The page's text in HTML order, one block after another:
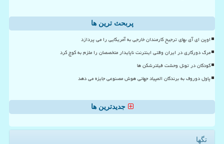
پربحث ترین ها
اوپن ای آی بهای ترجیح کارمندان خارجی به آمریکایی را می پردازد
مرگ دورکاری در ایران وقتی اینترنت ناپایدار متخصصان را ملزم به کوچ کرد
کودکان در تونل وحشت فیلترشکن ها
پاول دوروف به برندگان المپیاد جهانی هوش مصنوعی جایزه می دهد
جدیدترین ها
تگها